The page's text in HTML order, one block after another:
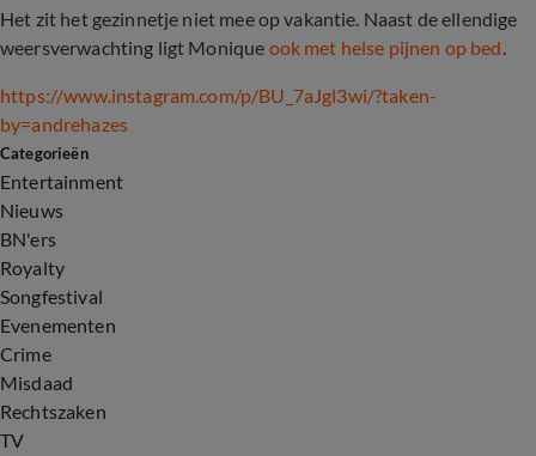
Het zit het gezinnetje niet mee op vakantie. Naast de ellendige
weersverwachting ligt Monique ook met helse pijnen op bed.
https://www.instagram.com/p/BU_7aJgl3wi/?taken-
by=andrehazes
Categorieën
Entertainment
Nieuws
BN'ers
Royalty
Songfestival
Evenementen
Crime
Misdaad
Rechtszaken
TV